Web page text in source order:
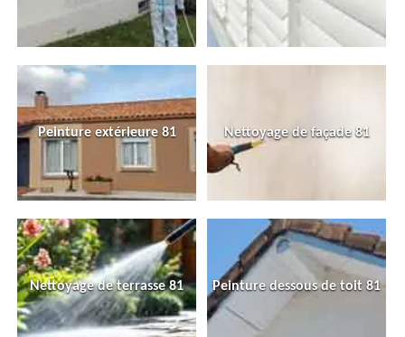
Peinture extérieure 81 Nettoyage de façade 81
Nettoyage de terrasse 81 Peinture dessous de toit 81